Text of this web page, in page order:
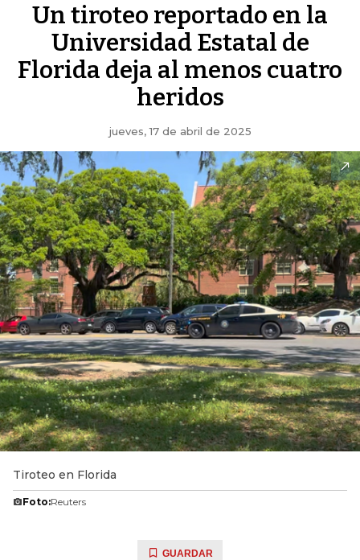
Un tiroteo reportado en la
Universidad Estatal de
Florida deja al menos cuatro
heridos
jueves, 17 de abril de 2025
Tiroteo en Florida
Foto:Reuters
GUARDAR